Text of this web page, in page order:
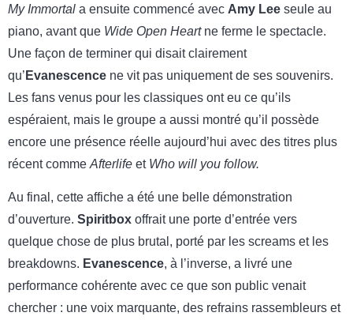
My Immortal a ensuite commencé avec Amy Lee seule au
piano, avant que Wide Open Heartne ferme le spectacle.
Une façon de terminer qui disait clairement
qu’ Evanescence ne vit pas uniquement de ses souvenirs.
Les fans venus pour les classiques ont eu ce qu’ils
espéraient, mais le groupe a aussi montré qu’il possède
encore une présence réelle aujourd’hui avec des titres plus
récent comme Afterlife et Who will you follow.
Au final, cette affiche a été une belle démonstration
d’ouverture. Spiritbox offrait une porte d’entrée vers
quelque chose de plus brutal, porté par les screams et les
breakdowns. Evanescence, à l’inverse, a livré une
performance cohérente avec ce que son public venait
chercher : une voix marquante, des refrains rassembleurs et